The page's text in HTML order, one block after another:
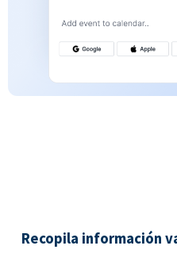
Recopila información